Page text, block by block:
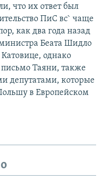
что их ответ был
ПиС вс` чаще
как два года назад
Беата Шидло
однако
письмо Таяни, также
депутатами, которые
в Европейском